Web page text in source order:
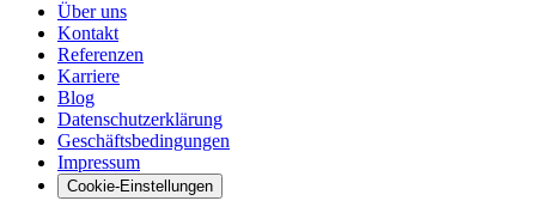
Über uns
Kontakt
Referenzen
Karriere
Blog
Datenschutzerklärung
Geschäftsbedingungen
Impressum
Cookie-Einstellungen